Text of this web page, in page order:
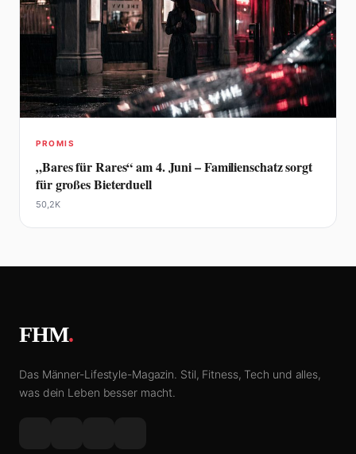
PROMIS
„Bares für Rares“ am 4. Juni – Familienschatz sorgt
für großes Bieterduell
50,2K
FHM.
Das Männer-Lifestyle-Magazin. Stil, Fitness, Tech und alles,
was dein Leben besser macht.